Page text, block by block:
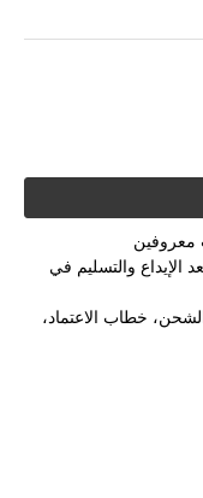
معروفين
15-20 يومًا بعد الإيداع والتسليم في
رصيد قبل الشحن، خطاب الاعتماد،